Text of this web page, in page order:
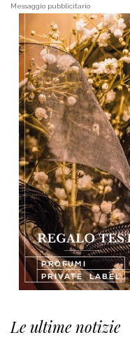
Messaggio pubblicitario
Le ultime notizie